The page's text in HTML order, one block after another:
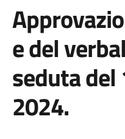
e del
seduta del
2024.